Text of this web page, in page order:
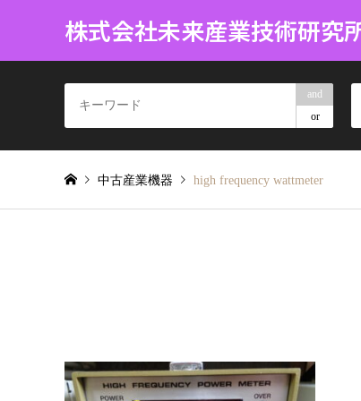
株式会社未来産業技術研究
and
or
中古産業機器 high frequency wattmeter